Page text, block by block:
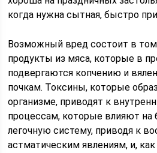
когда нужна сытная, быстро
Возможный вред состоит в
продукты из мяса, которые в
подвергаются копчению и
почкам. Токсины, которые
организме, приводят к
процессам, которые влияют на
легочную систему, приводя к
астматическим явлениям, и,